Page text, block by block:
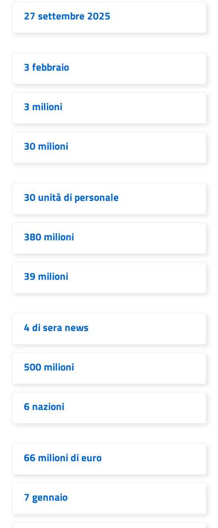
27 settembre 2025
3 febbraio
3 milioni
30 milioni
30 unità di personale
380 milioni
39 milioni
4 di sera news
500 milioni
6 nazioni
66 milioni di euro
7 gennaio